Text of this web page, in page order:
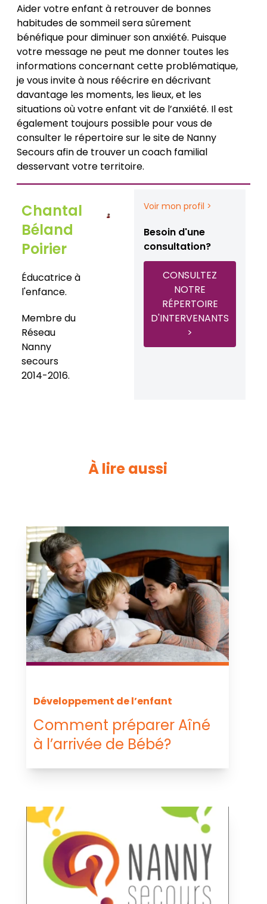
Aider votre enfant à retrouver de bonnes
habitudes de sommeil sera sûrement
bénéfique pour diminuer son anxiété. Puisque
votre message ne peut me donner toutes les
informations concernant cette problématique,
je vous invite à nous réécrire en décrivant
davantage les moments, les lieux, et les
situations où votre enfant vit de l’anxiété. Il est
également toujours possible pour vous de
consulter le répertoire sur le site de Nanny
Secours afin de trouver un coach familial
desservant votre territoire.
Chantal
Béland
Poirier
Éducatrice à
l'enfance.
Membre du
Réseau
Nanny
secours
2014-2016.
Voir mon profil >
Besoin d'une
consultation?
CONSULTEZ
NOTRE
RÉPERTOIRE
D'INTERVENANTS
>
À lire aussi
Développement de l’enfant
Comment préparer Aîné
à l’arrivée de Bébé?